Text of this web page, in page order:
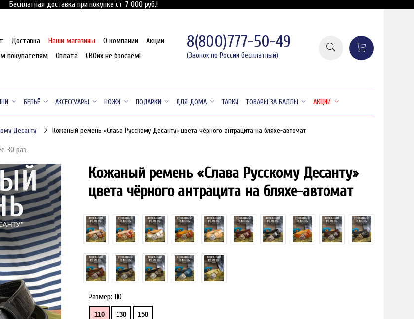
Бесплатная доставка при покупке от 7 000 руб.!
Доставка Наши магазины О компании
Акции
покупателям
Оплата СВОих не бросаем!
8(800)777-50-49
(Звонок по России бесплатный)
БЕЛЬЁ АКСЕССУАРЫ НОЖИ ПОДАРКИ ДЛЯ ДОМА ТАПКИ ТОВАРЫ ЗА БАЛЛЫ АКЦИИ
Десанту" Кожаный ремень «Слава Русскому Десанту» цвета чёрного антрацита на бляхе-автомат
30 раз
Кожаный ремень «Слава Русскому Десанту»
цвета чёрного антрацита на бляхе-автомат
Размер: 110
110 130 150